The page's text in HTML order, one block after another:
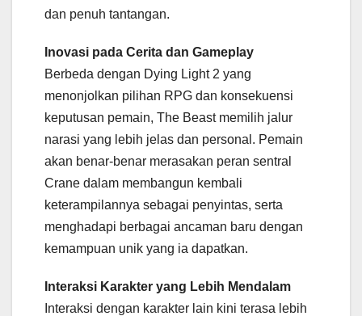
dan penuh tantangan.
Inovasi pada Cerita dan Gameplay
Berbeda dengan Dying Light 2 yang
menonjolkan pilihan RPG dan konsekuensi
keputusan pemain, The Beast memilih jalur
narasi yang lebih jelas dan personal. Pemain
akan benar-benar merasakan peran sentral
Crane dalam membangun kembali
keterampilannya sebagai penyintas, serta
menghadapi berbagai ancaman baru dengan
kemampuan unik yang ia dapatkan.
Interaksi Karakter yang Lebih Mendalam
Interaksi dengan karakter lain kini terasa lebih